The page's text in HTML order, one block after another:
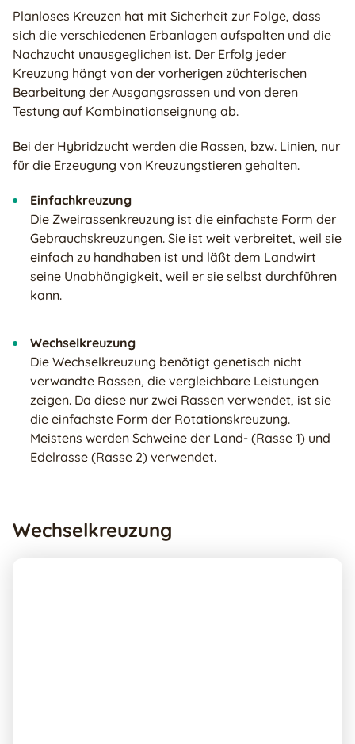
Planloses Kreuzen hat mit Sicherheit zur Folge, dass
sich die verschiedenen Erbanlagen aufspalten und die
Nachzucht unausgeglichen ist. Der Erfolg jeder
Kreuzung hängt von der vorherigen züchterischen
Bearbeitung der Ausgangsrassen und von deren
Testung auf Kombinationseignung ab.
Bei der Hybridzucht werden die Rassen, bzw. Linien, nur
für die Erzeugung von Kreuzungstieren gehalten.
Einfachkreuzung
Die Zweirassenkreuzung ist die einfachste Form der
Gebrauchskreuzungen. Sie ist weit verbreitet, weil sie
einfach zu handhaben ist und läßt dem Landwirt
seine Unabhängigkeit, weil er sie selbst durchführen
kann.
Wechselkreuzung
Die Wechselkreuzung benötigt genetisch nicht
verwandte Rassen, die vergleichbare Leistungen
zeigen. Da diese nur zwei Rassen verwendet, ist sie
die einfachste Form der Rotationskreuzung.
Meistens werden Schweine der Land- (Rasse 1) und
Edelrasse (Rasse 2) verwendet.
Wechselkreuzung